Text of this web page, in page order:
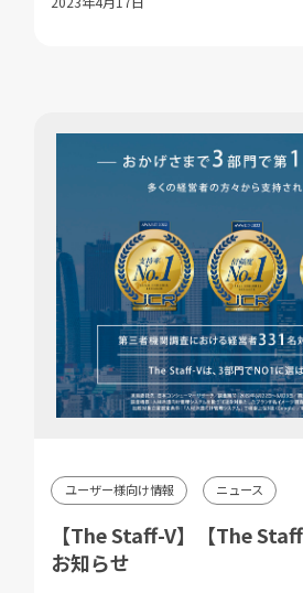
ユーザー様向け情報 ニュース
【The Staff-V】【The
お知らせ